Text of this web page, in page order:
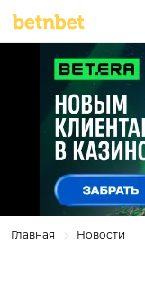
Главная Новости